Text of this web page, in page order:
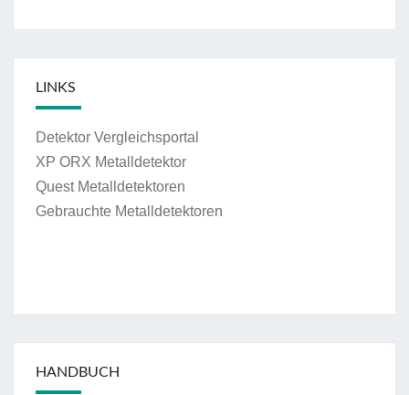
LINKS
Detektor Vergleichsportal
XP ORX Metalldetektor
Quest Metalldetektoren
Gebrauchte Metalldetektoren
HANDBUCH